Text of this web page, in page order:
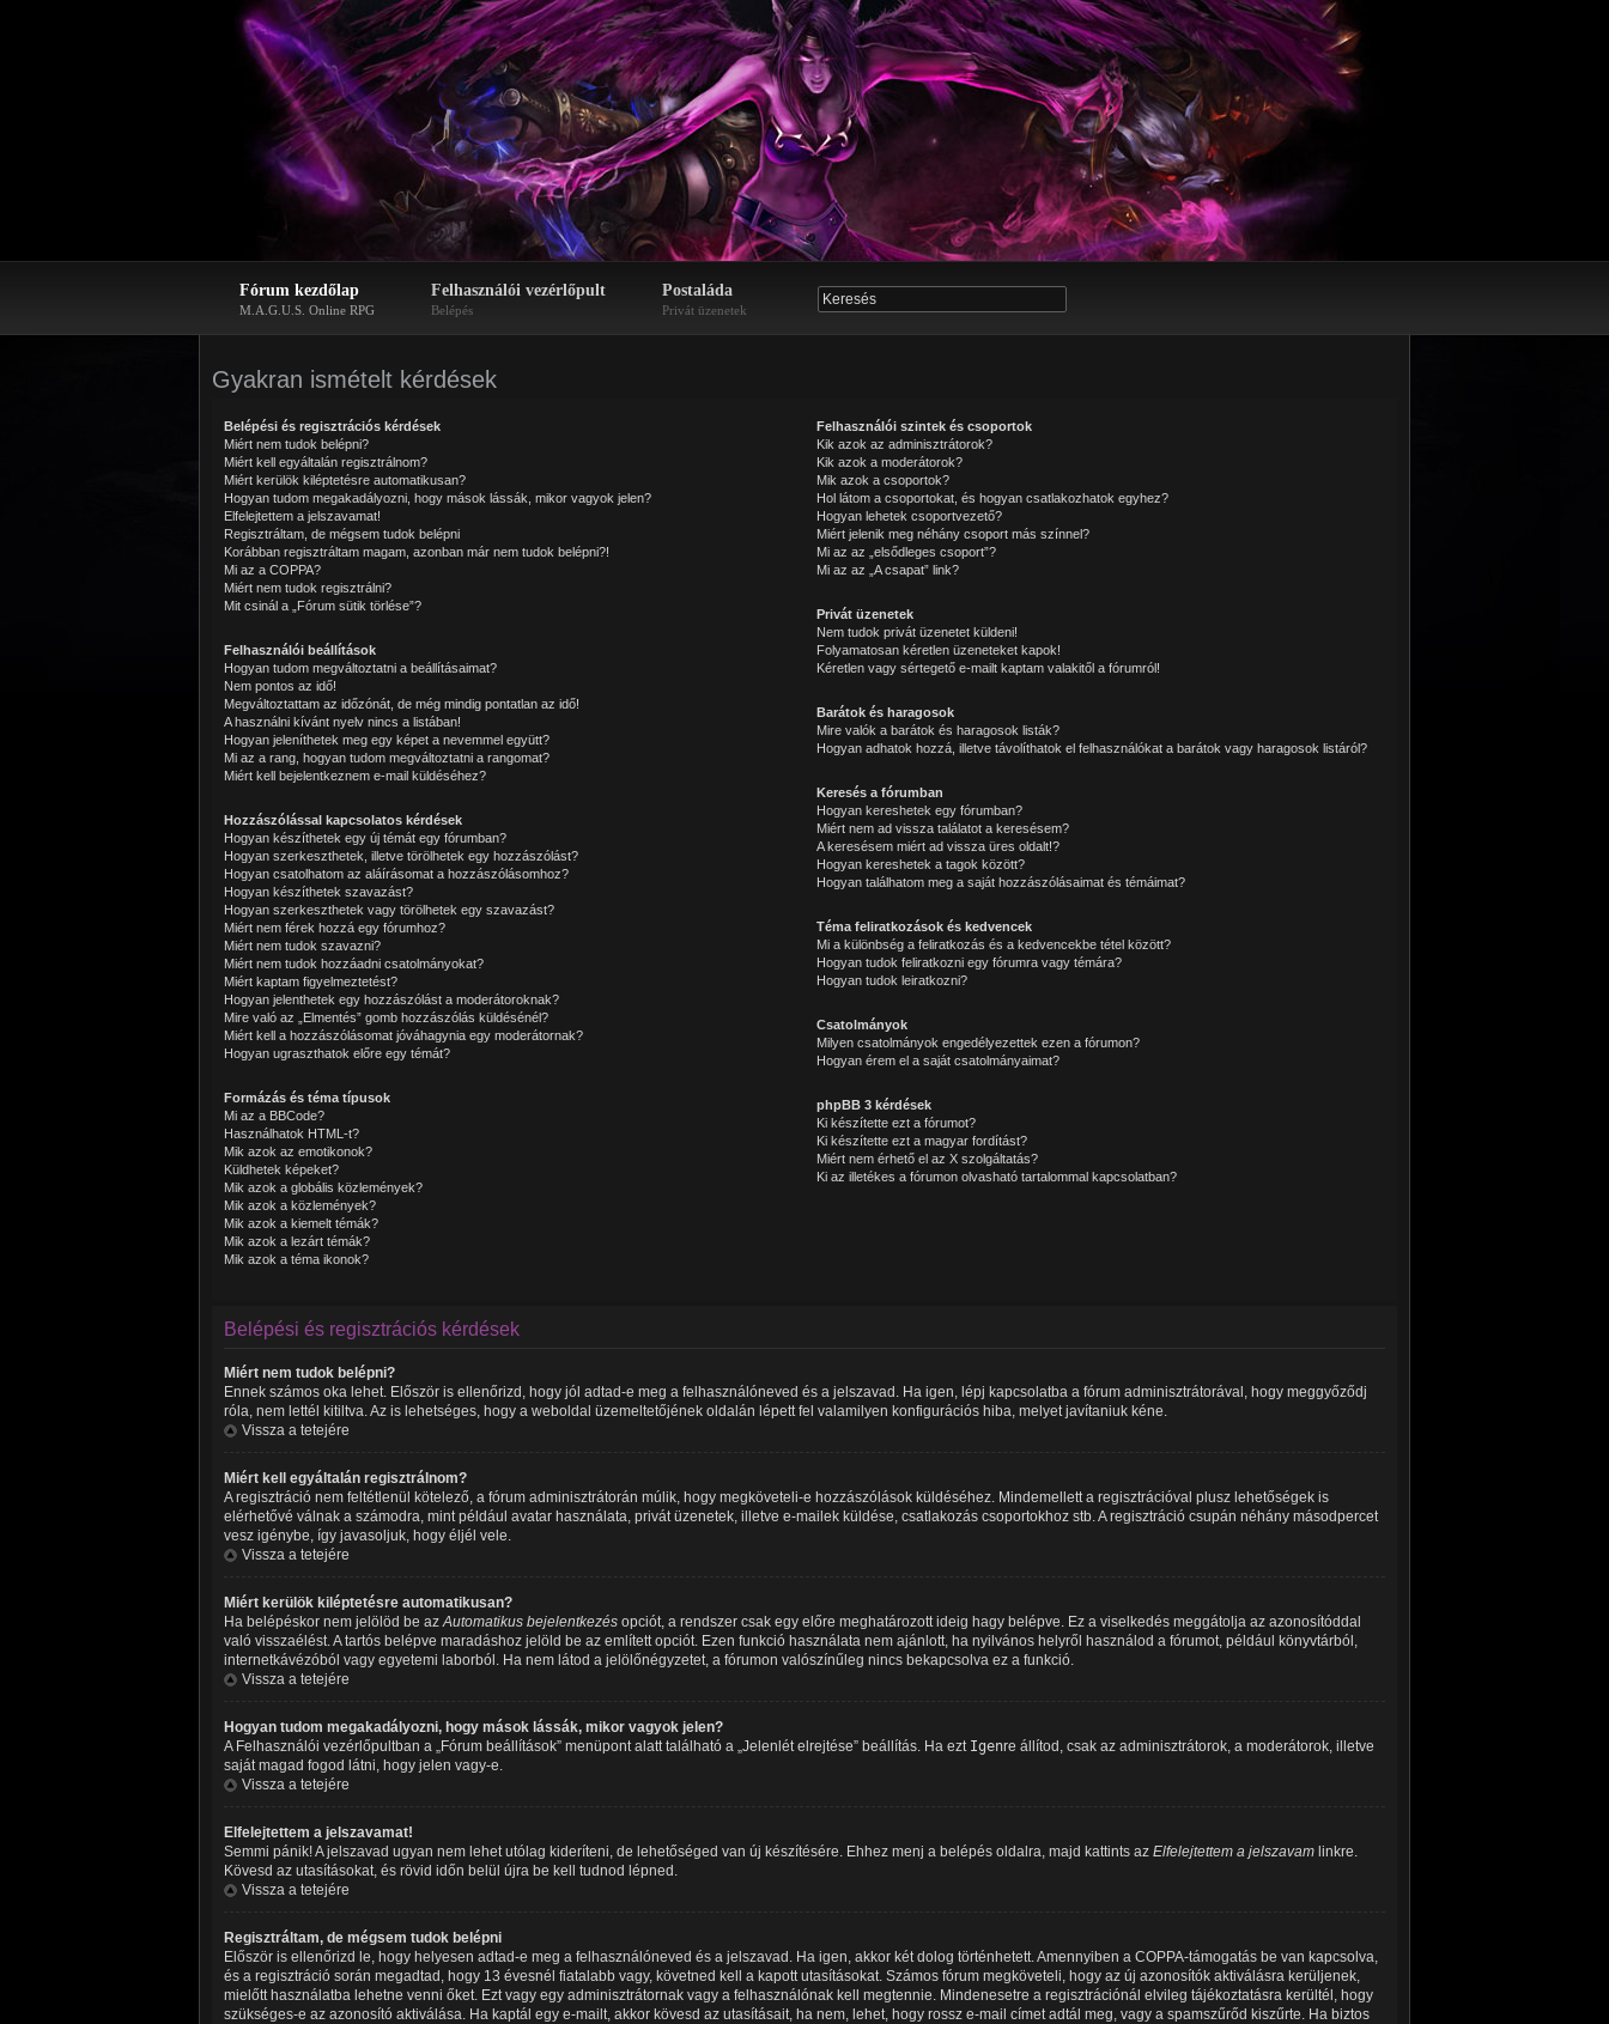
Fórum kezdőlap
M.A.G.U.S. Online RPG
Felhasználói vezérlőpult
Belépés
Postaláda
Privát üzenetek
Gyakran ismételt kérdések
Belépési és regisztrációs kérdések
Miért nem tudok belépni?
Miért kell egyáltalán regisztrálnom?
Miért kerülök kiléptetésre automatikusan?
Hogyan tudom megakadályozni, hogy mások lássák, mikor vagyok jelen?
Elfelejtettem a jelszavamat!
Regisztráltam, de mégsem tudok belépni
Korábban regisztráltam magam, azonban már nem tudok belépni?!
Mi az a COPPA?
Miért nem tudok regisztrálni?
Mit csinál a „Fórum sütik törlése”?
Felhasználói beállítások
Hogyan tudom megváltoztatni a beállításaimat?
Nem pontos az idő!
Megváltoztattam az időzónát, de még mindig pontatlan az idő!
A használni kívánt nyelv nincs a listában!
Hogyan jeleníthetek meg egy képet a nevemmel együtt?
Mi az a rang, hogyan tudom megváltoztatni a rangomat?
Miért kell bejelentkeznem e-mail küldéséhez?
Hozzászólással kapcsolatos kérdések
Hogyan készíthetek egy új témát egy fórumban?
Hogyan szerkeszthetek, illetve törölhetek egy hozzászólást?
Hogyan csatolhatom az aláírásomat a hozzászólásomhoz?
Hogyan készíthetek szavazást?
Hogyan szerkeszthetek vagy törölhetek egy szavazást?
Miért nem férek hozzá egy fórumhoz?
Miért nem tudok szavazni?
Miért nem tudok hozzáadni csatolmányokat?
Miért kaptam figyelmeztetést?
Hogyan jelenthetek egy hozzászólást a moderátoroknak?
Mire való az „Elmentés” gomb hozzászólás küldésénél?
Miért kell a hozzászólásomat jóváhagynia egy moderátornak?
Hogyan ugraszthatok előre egy témát?
Formázás és téma típusok
Mi az a BBCode?
Használhatok HTML-t?
Mik azok az emotikonok?
Küldhetek képeket?
Mik azok a globális közlemények?
Mik azok a közlemények?
Mik azok a kiemelt témák?
Mik azok a lezárt témák?
Mik azok a téma ikonok?
Felhasználói szintek és csoportok
Kik azok az adminisztrátorok?
Kik azok a moderátorok?
Mik azok a csoportok?
Hol látom a csoportokat, és hogyan csatlakozhatok egyhez?
Hogyan lehetek csoportvezető?
Miért jelenik meg néhány csoport más színnel?
Mi az az „elsődleges csoport”?
Mi az az „A csapat” link?
Privát üzenetek
Nem tudok privát üzenetet küldeni!
Folyamatosan kéretlen üzeneteket kapok!
Kéretlen vagy sértegető e-mailt kaptam valakitől a fórumról!
Barátok és haragosok
Mire valók a barátok és haragosok listák?
Hogyan adhatok hozzá, illetve távolíthatok el felhasználókat a barátok vagy haragosok listáról?
Keresés a fórumban
Hogyan kereshetek egy fórumban?
Miért nem ad vissza találatot a keresésem?
A keresésem miért ad vissza üres oldalt!?
Hogyan kereshetek a tagok között?
Hogyan találhatom meg a saját hozzászólásaimat és témáimat?
Téma feliratkozások és kedvencek
Mi a különbség a feliratkozás és a kedvencekbe tétel között?
Hogyan tudok feliratkozni egy fórumra vagy témára?
Hogyan tudok leiratkozni?
Csatolmányok
Milyen csatolmányok engedélyezettek ezen a fórumon?
Hogyan érem el a saját csatolmányaimat?
phpBB 3 kérdések
Ki készítette ezt a fórumot?
Ki készítette ezt a magyar fordítást?
Miért nem érhető el az X szolgáltatás?
Ki az illetékes a fórumon olvasható tartalommal kapcsolatban?
Belépési és regisztrációs kérdések
Miért nem tudok belépni?
Ennek számos oka lehet. Először is ellenőrizd, hogy jól adtad-e meg a felhasználóneved és a jelszavad. Ha igen, lépj kapcsolatba a fórum adminisztrátorával, hogy meggyőződj
róla, nem lettél kitiltva. Az is lehetséges, hogy a weboldal üzemeltetőjének oldalán lépett fel valamilyen konfigurációs hiba, melyet javítaniuk kéne.
Vissza a tetejére
Miért kell egyáltalán regisztrálnom?
A regisztráció nem feltétlenül kötelező, a fórum adminisztrátorán múlik, hogy megköveteli-e hozzászólások küldéséhez. Mindemellett a regisztrációval plusz lehetőségek is
elérhetővé válnak a számodra, mint például avatar használata, privát üzenetek, illetve e-mailek küldése, csatlakozás csoportokhoz stb. A regisztráció csupán néhány másodpercet
vesz igénybe, így javasoljuk, hogy éljél vele.
Vissza a tetejére
Miért kerülök kiléptetésre automatikusan?
Ha belépéskor nem jelölöd be azAutomatikus bejelentkezés opciót, a rendszer csak egy előre meghatározott ideig hagy belépve. Ez a viselkedés meggátolja az azonosítóddal
való visszaélést. A tartós belépve maradáshoz jelöld be az említett opciót. Ezen funkció használata nem ajánlott, ha nyilvános helyről használod a fórumot, például könyvtárból,
internetkávézóból vagy egyetemi laborból. Ha nem látod a jelölőnégyzetet, a fórumon valószínűleg nincs bekapcsolva ez a funkció.
Vissza a tetejére
Hogyan tudom megakadályozni, hogy mások lássák, mikor vagyok jelen?
A Felhasználói vezérlőpultban a „Fórum beállítások” menüpont alatt található a „Jelenlét elrejtése” beállítás. Ha ezt Igenre állítod, csak az adminisztrátorok, a moderátorok, illetve
saját magad fogod látni, hogy jelen vagy-e.
Vissza a tetejére
Elfelejtettem a jelszavamat!
Semmi pánik! A jelszavad ugyan nem lehet utólag kideríteni, de lehetőséged van új készítésére. Ehhez menj a belépés oldalra, majd kattints az Elfelejtettem a jelszavam linkre.
Kövesd az utasításokat, és rövid időn belül újra be kell tudnod lépned.
Vissza a tetejére
Regisztráltam, de mégsem tudok belépni
Először is ellenőrizd le, hogy helyesen adtad-e meg a felhasználóneved és a jelszavad. Ha igen, akkor két dolog történhetett. Amennyiben a COPPA-támogatás be van kapcsolva,
és a regisztráció során megadtad, hogy 13 évesnél fiatalabb vagy, követned kell a kapott utasításokat. Számos fórum megköveteli, hogy az új azonosítók aktiválásra kerüljenek,
mielőtt használatba lehetne venni őket. Ezt vagy egy adminisztrátornak vagy a felhasználónak kell megtennie. Mindenesetre a regisztrációnál elvileg tájékoztatásra kerültél, hogy
szükséges-e az azonosító aktiválása. Ha kaptál egy e-mailt, akkor kövesd az utasításait, ha nem, lehet, hogy rossz e-mail címet adtál meg, vagy a spamszűrőd kiszűrte. Ha biztos